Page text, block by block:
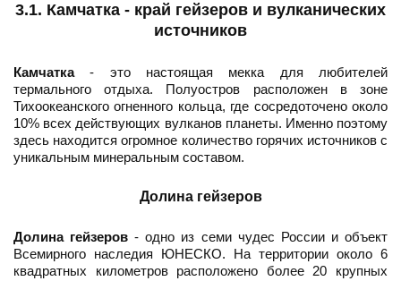
3.1. Камчатка - край гейзеров и вулканических
источников
Камчатка- это настоящая мекка для любителей
термального отдыха. Полуостров расположен в зоне
Тихоокеанского огненного кольца, где сосредоточено около
10% всех действующих вулканов планеты. Именно поэтому
здесь находится огромное количество горячих источников с
уникальным минеральным составом.
Долина гейзеров
Долина гейзеров - одно из семи чудес России и объект
Всемирного наследия ЮНЕСКО. На территории около 6
квадратных километров расположено более 20 крупных